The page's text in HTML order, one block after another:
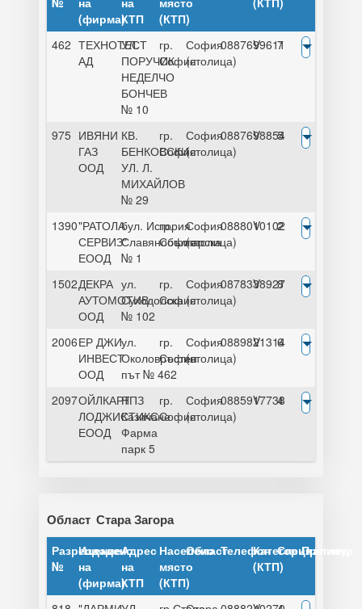
(фирма)КТП
(КТП)
462 ТЕХНОТЕСТ
АД
УЛ.
ПОРУЧИК
НЕДЕЛЧО
БОНЧЕВ
№ 10
гр.
София
София
(столица)
0887699611
V 7
975 ИВЯНИ
ГАЗ
ООД
КВ.
БЕНКОВСКИ
УЛ. Л.
МИХАЙЛОВ
№ 29
гр.
София
София
(столица)
0887698854
V 5
1390"РАТОЛА
СЕРВИЗ"
ЕООД
бул. История
Славянобългарска
№ 1
гр.
София
София
(столица)
0888010102
V 2
1502ДЕКРА
АУТОМОТИВ
ООД
ул.
Суходолска
№ 102
гр.
София
София
(столица)
0878338927
V 8
2006ЕР ДЖИ
ИНВЕСТ
ООД
ул.
Околовръстен
път № 462
гр.
София
София
(столица)
0889821314
V 6
2097ОЙЛКАРТ
ЛОДЖИСТИКС
ЕООД
НПЗ
Казичане
Фарма
парк 5
гр.
София
София
(столица)
0885917738
V 4
Област Стара Загора
Разрешение
№
Издадено
на
(фирма)
Адрес
на
КТП
Населено
място
(КТП)
ОбластТелефонКатегория
(КТП)
Специалисти
Преглед